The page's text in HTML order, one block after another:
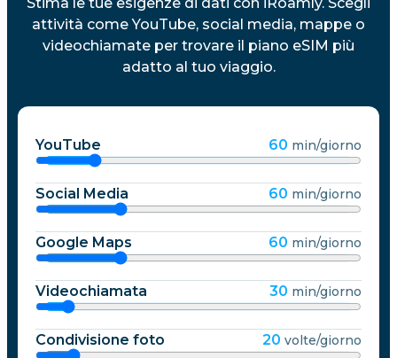
attività come YouTube, social media, mappe o
videochiamate per trovare il piano eSIM più
adatto al tuo viaggio.
YouTube 60 min/giorno
Social Media 60 min/giorno
Google Maps 60 min/giorno
Videochiamata 30 min/giorno
Condivisione foto 20 volte/giorno